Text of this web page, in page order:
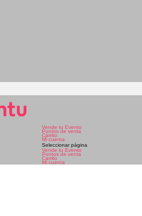
Vende tu Evento
Puntos de venta
Carrito
Mi cuenta
Seleccionar página
Vende tu Evento
Puntos de venta
Carrito
Mi cuenta